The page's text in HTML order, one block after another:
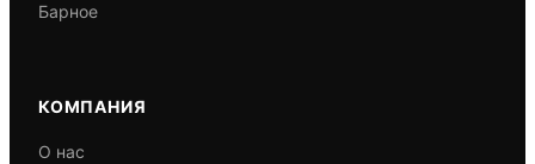
Барное
КОМПАНИЯ
О нас